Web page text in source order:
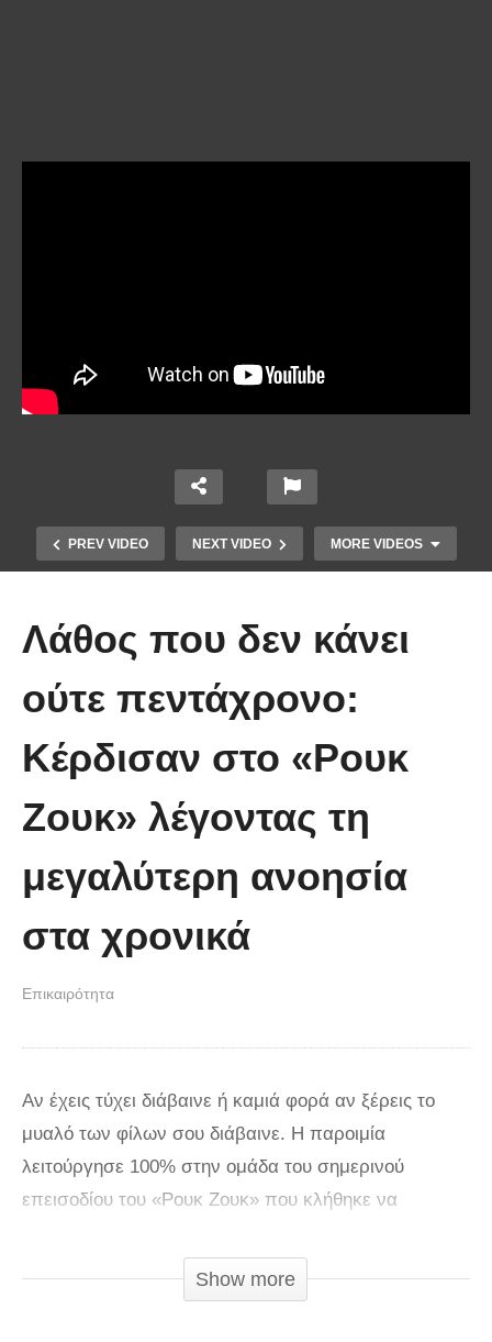
PREV VIDEO NEXT VIDEO MORE VIDEOS
πρώτη στιγμή και συγκίνησε το
νοηματική με ένα μικρό κορίτσι
Λάθος που δεν κάνει
ούτε πεντάχρονο:
Κέρδισαν στο «Ρουκ
Ζουκ» λέγοντας τη
μεγαλύτερη ανοησία
στα χρονικά
Επικαιρότητα
Aν έχεις τύχει διάβαινε ή καμιά φορά αν ξέρεις το
μυαλό των φίλων σου διάβαινε. Η παροιμία
λειτούργησε 100% στην ομάδα του σημερινού
επεισοδίου του «Ρουκ Ζουκ» που κλήθηκε να
του παιχνιδιού. Από την αρχηγό κιόλας καταλάβαμε
ότι αυτή είναι μία ιδιαίτερη ομάδα που δε χρειάζεται
Show more